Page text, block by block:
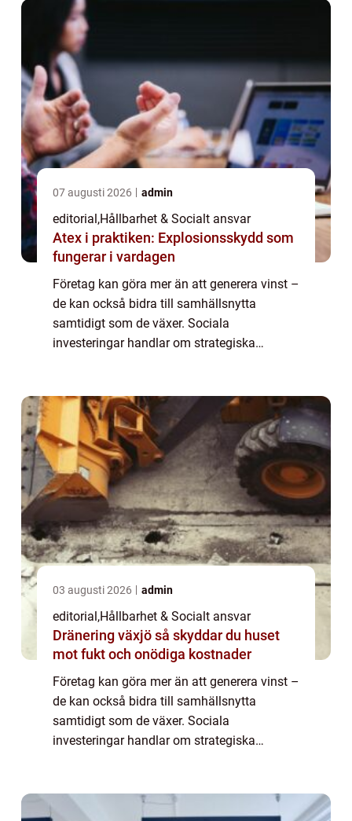
07 augusti 2026 admin
editorial ,Hållbarhet & Socialt ansvar
Atex i praktiken: Explosionsskydd som
fungerar i vardagen
Företag kan göra mer än att generera vinst –
de kan också bidra till samhällsnytta
samtidigt som de växer. Sociala
investeringar handlar om strategiska
03 augusti 2026 admin
editorial ,Hållbarhet & Socialt ansvar
Dränering växjö så skyddar du huset
mot fukt och onödiga kostnader
Företag kan göra mer än att generera vinst –
de kan också bidra till samhällsnytta
samtidigt som de växer. Sociala
investeringar handlar om strategiska